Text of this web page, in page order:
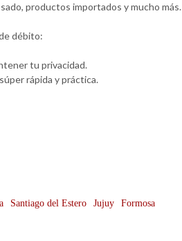
productos importados y mucho más.
débito:
tu privacidad.
rápida y práctica.
Santiago del Estero Jujuy
Formosa